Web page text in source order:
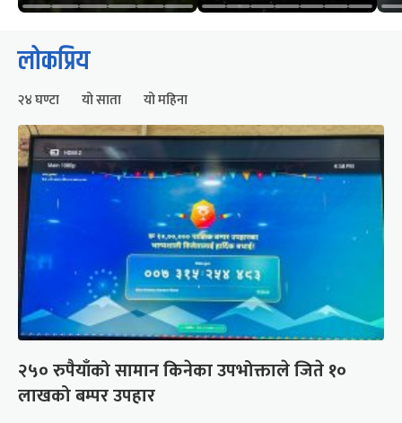
लोकप्रिय
२४ घण्टा यो साता यो महिना
२५० रुपैयाँको सामान किनेका उपभोक्ताले जिते १०
लाखको बम्पर उपहार